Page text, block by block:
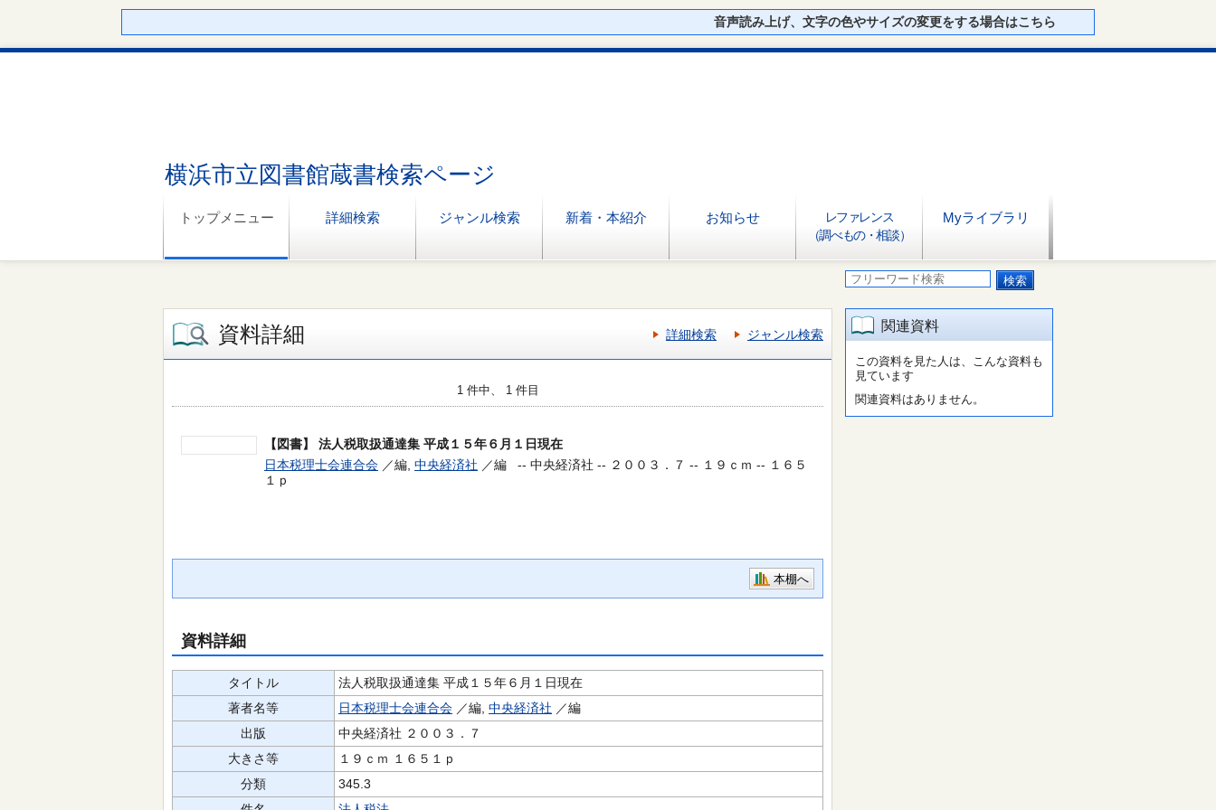
音声読み上げ、文字の色やサイズの変更をする場合はこちら
横浜市立図書館蔵書検索ページ
トップメニュー 詳細検索 ジャンル検索 新着・本紹介 お知らせ
レファレンス
（調べもの・相談）
Myライブラリ
資料詳細 詳細検索 ジャンル検索
1 件中、 1 件目
【図書】
法人税取扱通達集 平成１５年６月１日現在
日本税理士会連合会 ／編, 中央経済社 ／編 -- 中央経済社 -- ２００３．７ -- １９ｃｍ -- １６５
１ｐ
本棚へ
資料詳細
タイトル
法人税取扱通達集 平成１５年６月１日現在
著者名等
日本税理士会連合会 ／編, 中央経済社 ／編
出版
中央経済社 ２００３．７
大きさ等
１９ｃｍ １６５１ｐ
分類
345.3
関連資料
この資料を見た人は、こんな資料も
見ています
関連資料はありません。